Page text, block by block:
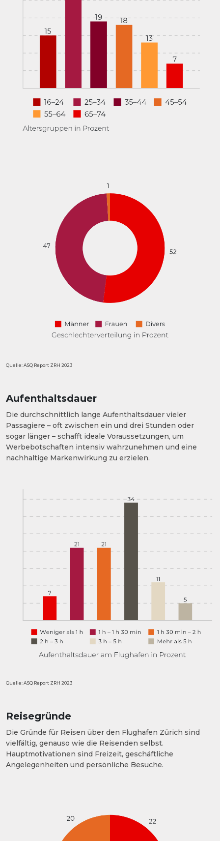
Quelle: ASQ Report ZRH 2023
Aufenthaltsdauer
Die durchschnittlich lange Aufenthaltsdauer vieler
Passagiere – oft zwischen ein und drei Stunden oder
sogar länger – schafft ideale Voraussetzungen, um
Werbebotschaften intensiv wahrzunehmen und eine
nachhaltige Markenwirkung zu erzielen.
Quelle: ASQ Report ZRH 2023
Reisegründe
Die Gründe für Reisen über den Flughafen Zürich sind
vielfältig, genauso wie die Reisenden selbst.
Hauptmotivationen sind Freizeit, geschäftliche
Angelegenheiten und persönliche Besuche.